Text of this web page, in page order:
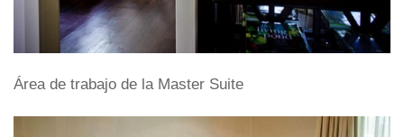
Área de trabajo de la Master Suite